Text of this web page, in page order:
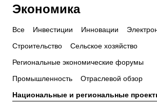
Экономика
Все Инвестиции Инновации
Строительство
Сельское хозяйство
Региональные экономические форумы
Промышленность
Отраслевой обзор
Национальные и региональные